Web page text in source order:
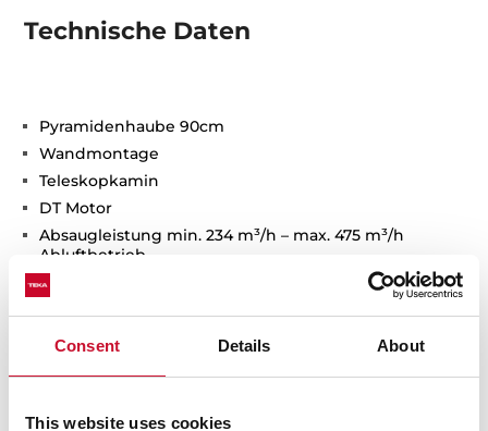
Consent Details About
This website uses cookies
Technische Daten
Pyramidenhaube 90cm
Wandmontage
Teleskopkamin
DT Motor
Absaugleistung min. 234 m³/h – max. 475 m³/h
Abluftbetrieb
Umluftbetrieb möglich
3-stufige Leistungsregelung
Kontrollleuchte